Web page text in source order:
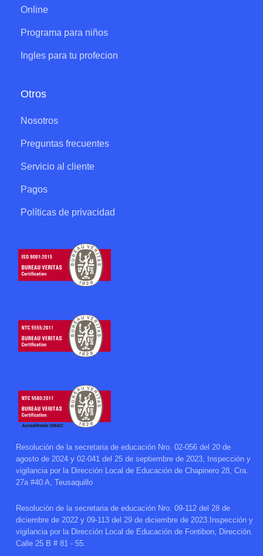
Online
Programa para niños
Ingles para tu profecion
Otros
Nosotros
Preguntas frecuentes
Servicio al cliente
Pagos
Políticas de privacidad
Resolución de la secretaria de educación Nro. 02-056 del 20 de
agosto de 2024 y 02-041 del 25 de septiembre de 2023, Inspección y
vigilancia por la Dirección Local de Educación de Chapinero 28, Cra.
27a #40 A, Teusaquillo
Resolución de la secretaria de educación Nro. 09-112 del 28 de
diciembre de 2022 y 09-113 del 29 de diciembre de 2023.Inspección y
vigilancia por la Dirección Local de Educación de Fontibon, Dirección.
Calle 25 B # 81 - 55.